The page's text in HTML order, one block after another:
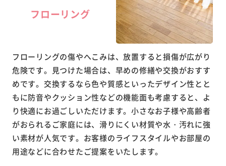
フローリング
フローリングの傷やへこみは、放置すると損傷が広がり
危険です。見つけた場合は、早めの修繕や交換がおすす
めです。交換するなら色や質感といったデザイン性とと
もに防音やクッション性などの機能面も考慮すると、よ
り快適にお過ごしいただけます。小さなお子様や高齢者
がおられるご家庭には、滑りにくい材質や水・汚れに強
い素材が人気です。お客様のライフスタイルやお部屋の
用途などに合わせたご提案をいたします。